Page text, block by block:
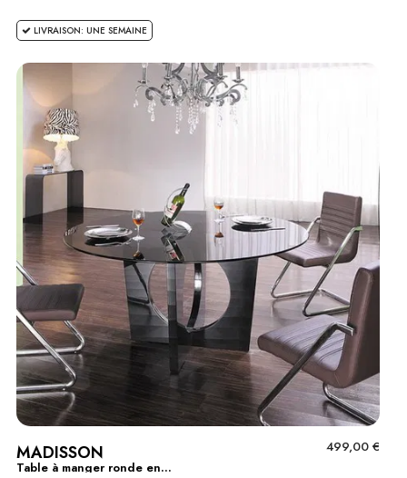
LIVRAISON: UNE SEMAINE
MADISSON
Table à manger ronde en...
499,00 €